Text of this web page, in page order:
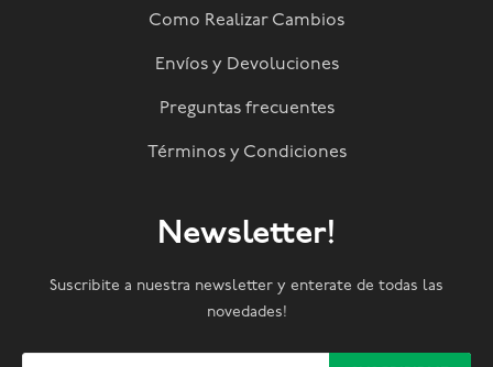
Como Realizar Cambios
Envíos y Devoluciones
Preguntas frecuentes
Términos y Condiciones
Newsletter!
Suscribite a nuestra newsletter y enterate de todas las
novedades!